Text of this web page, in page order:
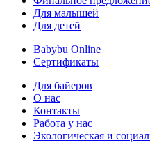
Для малышей
Для детей
Babybu Online
Сертификаты
Для байеров
О нас
Контакты
Работа у нас
Экологическая и